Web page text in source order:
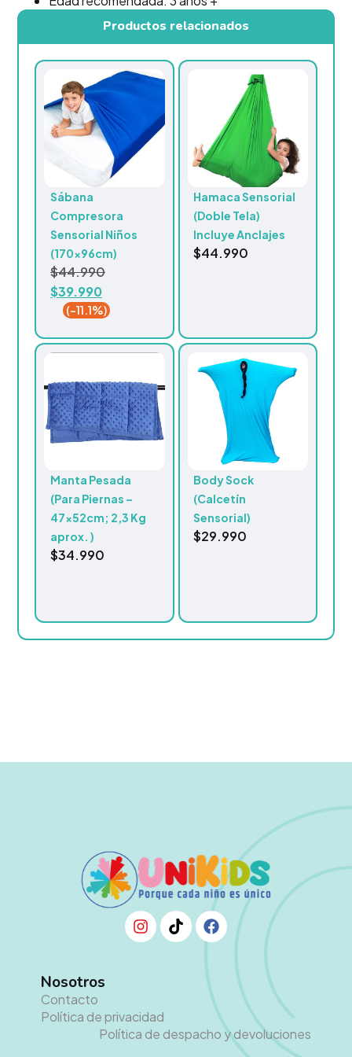
Productos relacionados
Sábana
Compresora
Sensorial Niños
(170x96cm)
$44.990
$39.990
(-11.1%)
Hamaca Sensorial
(Doble Tela)
Incluye Anclajes
$44.990
Manta Pesada
(Para Piernas –
47x52cm; 2,3 Kg
aprox. )
$34.990
Body Sock
(Calcetín
Sensorial)
$29.990
Nosotros
Contacto
Política de privacidad
Política de despacho y devoluciones